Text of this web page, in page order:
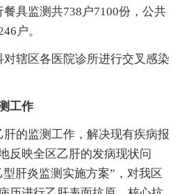
具监测共738户7100份，公共
户。
辖区各医院诊所进行交叉感染
工作
的监测工作，解决现有疾病报
反映全区乙肝的发病现状问
肝炎监测实施方案”，对我区